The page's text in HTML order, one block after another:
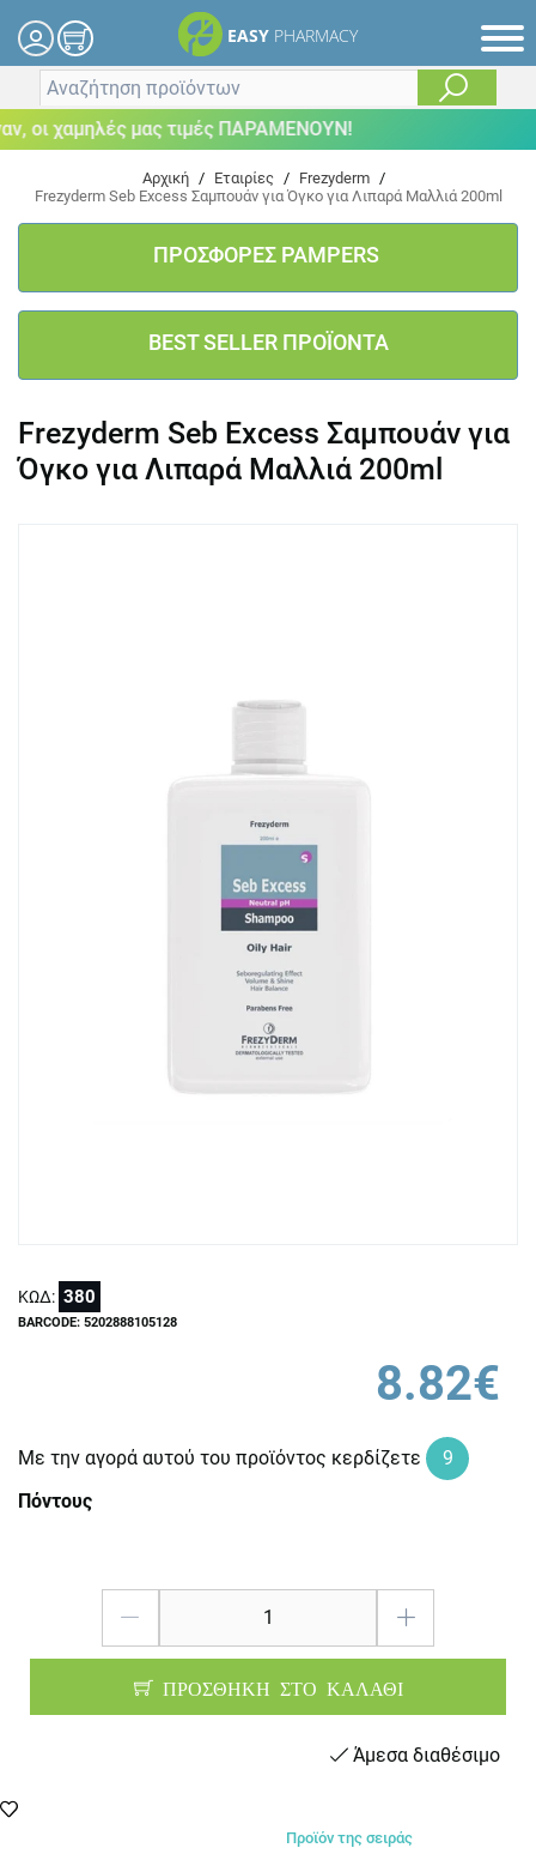
EASY PHARMACY
χαμηλές μας τιμές ΠΑΡΑΜΕΝΟΥΝ!
Αρχική / Εταιρίες / Frezyderm /
Frezyderm Seb Excess Σαμπουάν για Όγκο για Λιπαρά Μαλλιά 200ml
ΠΡΟΣΦΟΡΕΣ PAMPERS
BEST SELLER ΠΡΟΪΟΝΤΑ
Frezyderm Seb Excess Σαμπουάν για
Όγκο για Λιπαρά Μαλλιά 200ml
ΚΩΔ: 380
BARCODE: 5202888105128
8.82€
Με την αγορά αυτού του προϊόντος κερδίζετε
9
Πόντους
ΠΡΟΣΘΗΚΗ ΣΤΟ ΚΑΛΑΘΙ
Άμεσα διαθέσιμο
Προϊόν της σειράς